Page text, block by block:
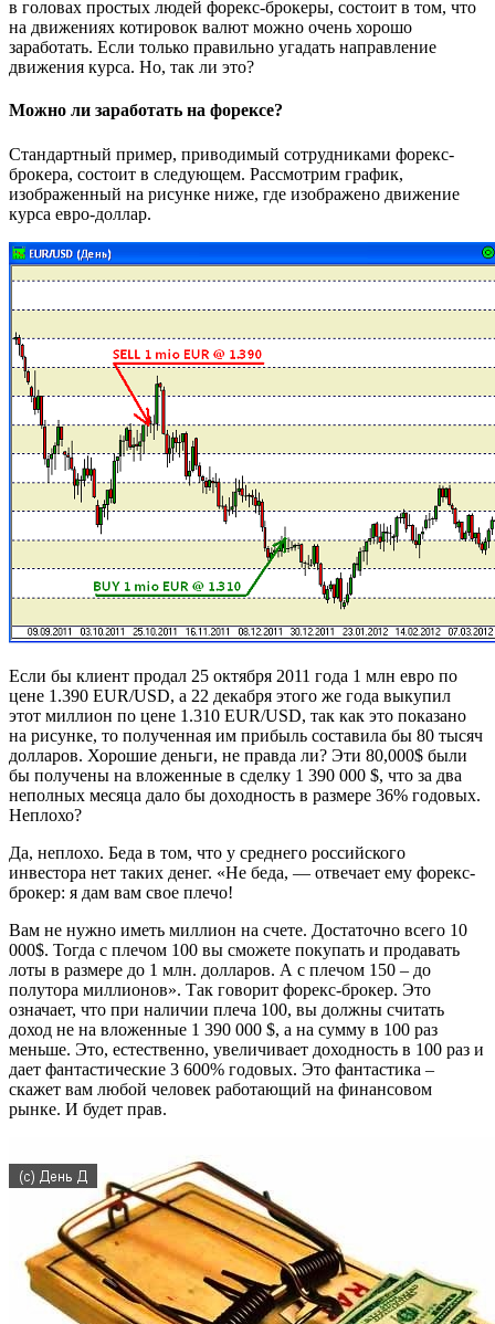
в головах простых людей форекс-брокеры, состоит в том, что
на движениях котировок валют можно очень хорошо
заработать. Если только правильно угадать направление
движения курса. Но, так ли это?
Можно ли заработать на форексе?
Стандартный пример, приводимый сотрудниками форекс-
брокера, состоит в следующем. Рассмотрим график,
изображенный на рисунке ниже, где изображено движение
курса евро-доллар.
Если бы клиент продал 25 октября 2011 года 1 млн евро по
цене 1.390 EUR/USD, а 22 декабря этого же года выкупил
этот миллион по цене 1.310 EUR/USD, так как это показано
на рисунке, то полученная им прибыль составила бы 80 тысяч
долларов. Хорошие деньги, не правда ли? Эти 80,000$ были
бы получены на вложенные в сделку 1 390 000 $, что за два
неполных месяца дало бы доходность в размере 36% годовых.
Неплохо?
Да, неплохо. Беда в том, что у среднего российского
инвестора нет таких денег. «Не беда, — отвечает ему форекс-
брокер: я дам вам свое плечо!
Вам не нужно иметь миллион на счете. Достаточно всего 10
000$. Тогда с плечом 100 вы сможете покупать и продавать
лоты в размере до 1 млн. долларов. А с плечом 150 – до
полутора миллионов». Так говорит форекс-брокер. Это
означает, что при наличии плеча 100, вы должны считать
доход не на вложенные 1 390 000 $, а на сумму в 100 раз
меньше. Это, естественно, увеличивает доходность в 100 раз и
дает фантастические 3 600% годовых. Это фантастика –
скажет вам любой человек работающий на финансовом
рынке. И будет прав.